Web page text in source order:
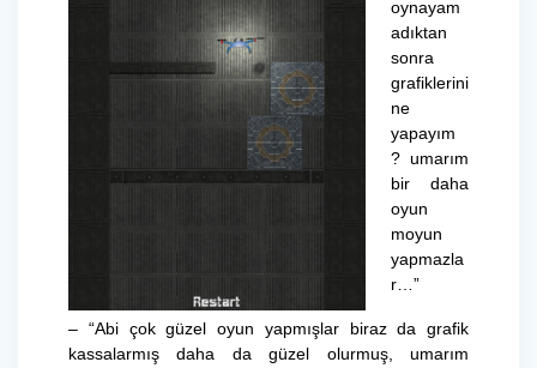
oynayam
adıktan
sonra
grafiklerini
ne
yapayım
? umarım
bir daha
oyun
moyun
yapmazla
r…”
– “Abi çok güzel oyun yapmışlar biraz da grafik
kassalarmış daha da güzel olurmuş, umarım